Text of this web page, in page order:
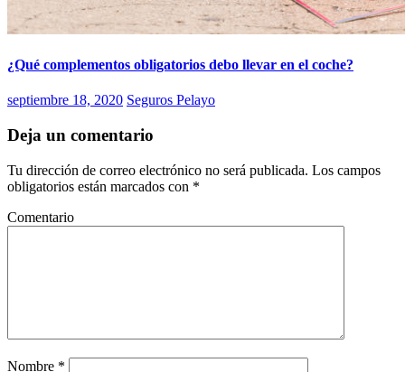
¿Qué complementos obligatorios debo llevar en el coche?
septiembre 18, 2020 Seguros Pelayo
Deja un comentario
Tu dirección de correo electrónico no será publicada. Los campos
obligatorios están marcados con *
Comentario
Nombre *